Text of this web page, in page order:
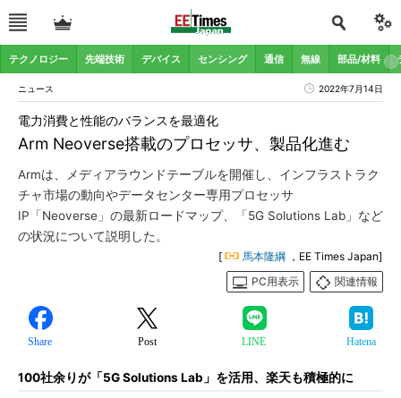
テクノロジー 先端技術 デバイス センシング 通信 無線 部品/材料
ニュース 2022年7月14日
Arm Neoverse搭載のプロセッサ、製品化進む
電力消費と性能のバランスを最適化
Armは、メディアラウンドテーブルを開催し、インフラストラク
チャ市場の動向やデータセンター専用プロセッサ
IP「Neoverse」の最新ロードマップ、「5G Solutions Lab」など
の状況について説明した。
[ 馬本隆綱 ，EE Times Japan]
PC用表示
関連情報
Share Post LINE Hatena
100社余りが「5G Solutions Lab」を活用、楽天も積極的に